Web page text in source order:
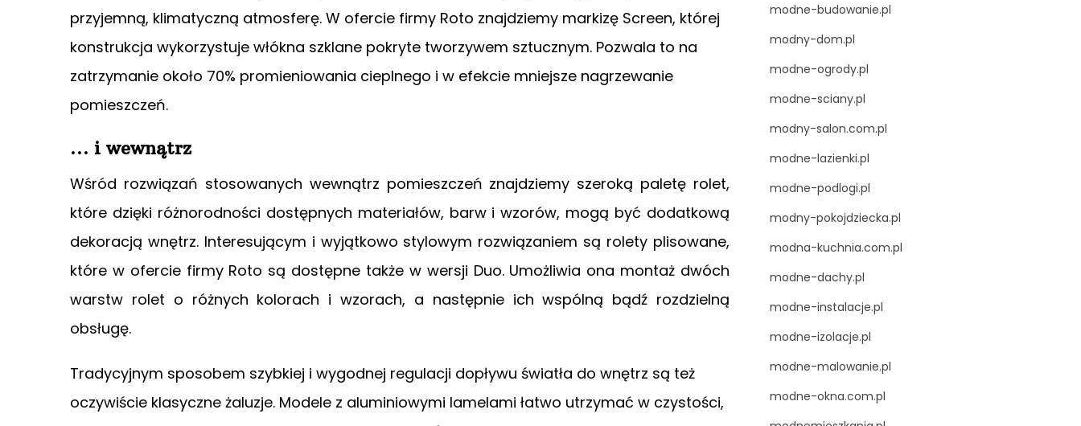
przyjemną, klimatyczną atmosferę. W ofercie firmy Roto znajdziemy markizę Screen, której
konstrukcja wykorzystuje włókna szklane pokryte tworzywem sztucznym. Pozwala to na
zatrzymanie około 70% promieniowania cieplnego i w efekcie mniejsze nagrzewanie
pomieszczeń.
… i wewnątrz
Wśród rozwiązań stosowanych wewnątrz pomieszczeń znajdziemy szeroką paletę rolet,
które dzięki różnorodności dostępnych materiałów, barw i wzorów, mogą być dodatkową
dekoracją wnętrz. Interesującym i wyjątkowo stylowym rozwiązaniem są rolety plisowane,
które w ofercie firmy Roto są dostępne także w wersji Duo. Umożliwia ona montaż dwóch
warstw rolet o różnych kolorach i wzorach, a następnie ich wspólną bądź rozdzielną
obsługę.
Tradycyjnym sposobem szybkiej i wygodnej regulacji dopływu światła do wnętrz są też
oczywiście klasyczne żaluzje. Modele z aluminiowymi lamelami łatwo utrzymać w czystości,
modne-budowanie.pl
modny-dom.pl
modne-ogrody.pl
modne-sciany.pl
modny-salon.com.pl
modne-lazienki.pl
modne-podlogi.pl
modny-pokojdziecka.pl
modna-kuchnia.com.pl
modne-dachy.pl
modne-instalacje.pl
modne-izolacje.pl
modne-malowanie.pl
modne-okna.com.pl